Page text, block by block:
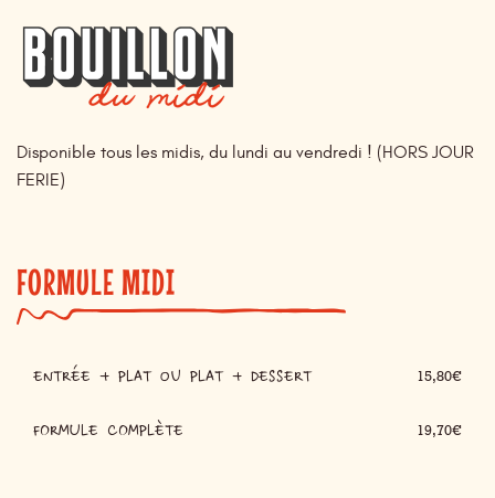
Disponible tous les midis, du lundi au vendredi ! (HORS JOUR
FERIE)
FORMULE MIDI
ENTRÉE + PLAT ou PLAT + DESSERT 15,80€
FORMULE COMPLÈTE 19,70€